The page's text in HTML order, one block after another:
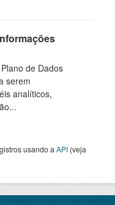
de Dados
serem
analíticos,
usando a API (veja